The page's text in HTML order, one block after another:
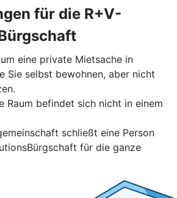
für die R+V-
eine private Mietsache in
Sie selbst bewohnen, aber nicht
Raum befindet sich nicht in einem
schließt eine Person
für die ganze